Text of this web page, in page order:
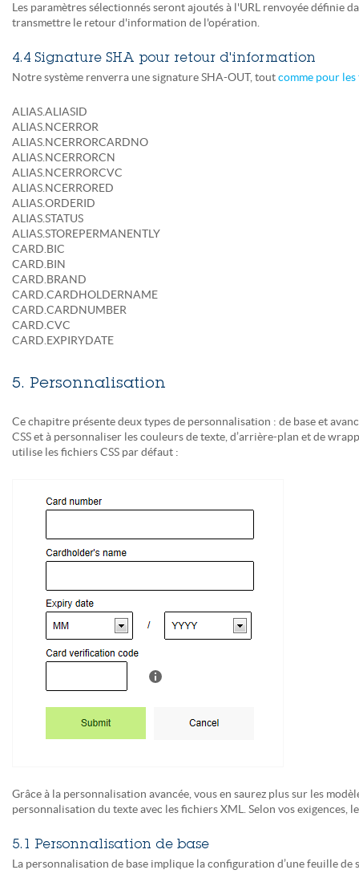
Les paramètres sélectionnés seront ajoutés à l'URL renvoyée définie
transmettre le retour d'information de l'opération.
4.4 Signature SHA pour retour d'information
Notre système renverra une signature SHA-OUT, toutcomme pour
ALIAS.ALIASID
ALIAS.NCERROR
ALIAS.NCERRORCARDNO
ALIAS.NCERRORCN
ALIAS.NCERRORCVC
ALIAS.NCERRORED
ALIAS.ORDERID
ALIAS.STATUS
ALIAS.STOREPERMANENTLY
CARD.BIC
CARD.BIN
CARD.BRAND
CARD.CARDHOLDERNAME
CARD.CARDNUMBER
CARD.CVC
CARD.EXPIRYDATE
5. Personnalisation
Ce chapitre présente deux types de personnalisation : de base et
CSS et à personnaliser les couleurs de texte, d’arrière-plan et de
utilise les fichiers CSS par défaut :
Grâce à la personnalisation avancée, vous en saurez plus sur les
personnalisation du texte avec les fichiers XML. Selon vos exigences,
5.1 Personnalisation de base
La personnalisation de base implique la configuration d’une feuille